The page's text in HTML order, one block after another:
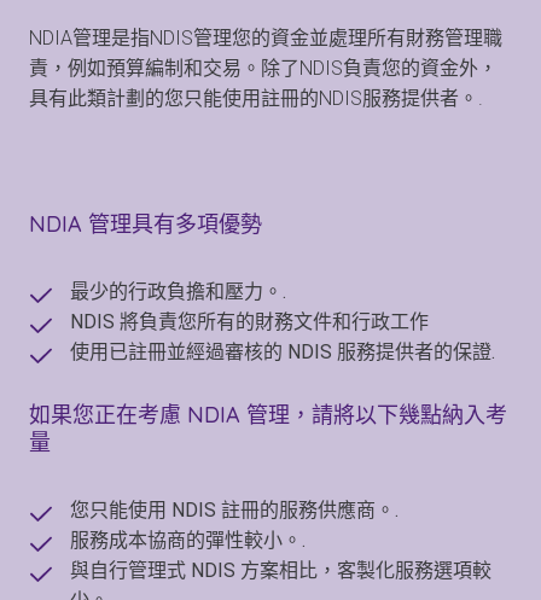
NDIA管理是指NDIS管理您的資金並處理所有財務管理職
責，例如預算編制和交易。除了NDIS負責您的資金外，
具有此類計劃的您只能使用註冊的NDIS服務提供者。.
NDIA 管理具有多項優勢
最少的行政負擔和壓力。.
NDIS 將負責您所有的財務文件和行政工作
使用已註冊並經過審核的 NDIS 服務提供者的保證.
如果您正在考慮 NDIA 管理，請將以下幾點納入考
量
您只能使用 NDIS 註冊的服務供應商。.
服務成本協商的彈性較小。.
與自行管理式 NDIS 方案相比，客製化服務選項較